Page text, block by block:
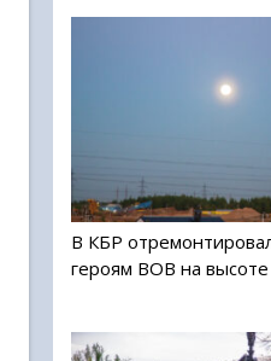
В КБР
героям ВОВ на